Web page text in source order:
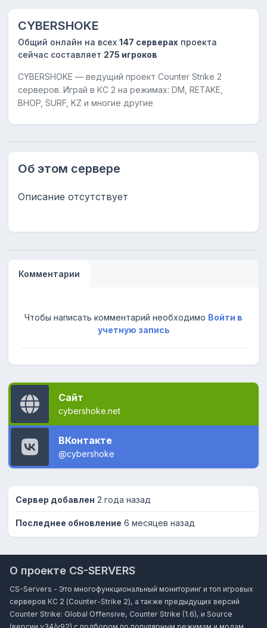
CYBERSHOKE
Общий онлайн на всех 147 серверах проекта
сейчас составляет 275 игроков
CYBERSHOKE — ведущий проект Counter Strike 2
серверов. Играй в КС 2 на режимах: DM, RETAKE,
BHOP, SURF, KZ и многие другие
Об этом сервере
Описание отсутствует
Комментарии
Чтобы написать комментарий необходимо Войти в
учетную запись
Сайт
cybershoke.net
ВКонтакте
@cybershoke
Сервер добавлен 2 года назад
Последнее обновление 6 месяцев назад
О проекте CS-SERVERS
CS-Servers - Это многофункциональный мониторинг и топ игровых
серверов КС 2 (Counter-Strike 2), а также предыдущих версий
Counter Strike: Global Offensive, Counter Strike (1.6), и Source